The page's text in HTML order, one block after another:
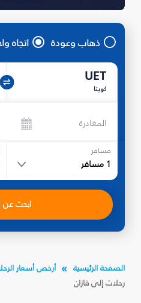
ذهاب وعودة اتجاه
UET
كويتا
المغادرة
مسافر
1 مسافر
ابحث عن
الصفحة الرئيسية أرخص أسعار
رحلات إلى قازان